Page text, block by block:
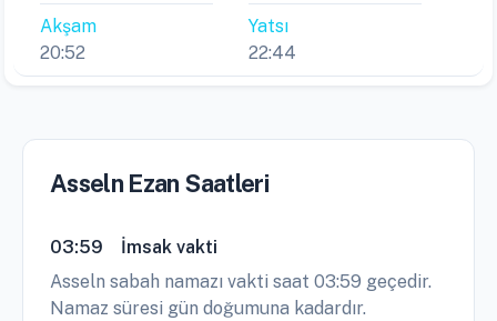
Akşam
20:52
Yatsı
22:44
Asseln Ezan Saatleri
03:59
İmsak vakti
Asseln sabah namazı vakti saat 03:59 geçedir.
Namaz süresi gün doğumuna kadardır.